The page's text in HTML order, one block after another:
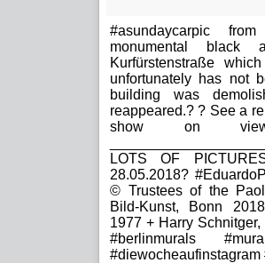
#asundaycarpic
monumental
Kurfürstenstraße
unfortunately has not
building was
reappeared.? ? See a
show on view
LOTS OF
28.05.2018?
© Trustees of the
Bild-Kunst, Bonn
1977 + Harry
#berlinmurals
#diewocheaufinstagram